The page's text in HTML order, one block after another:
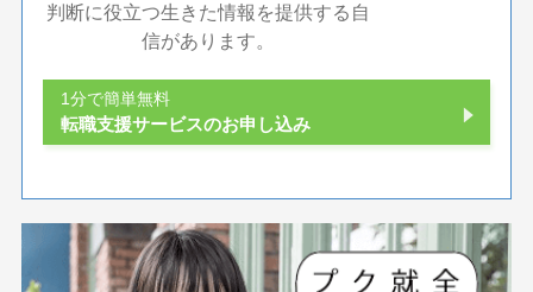
判断に役立つ生きた情報を提供する自
信があります。
1分で簡単無料
転職支援サービスのお申し込み